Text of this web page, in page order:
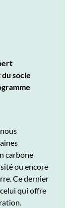
socle
carbone
ou encore
Ce dernier
qui offre